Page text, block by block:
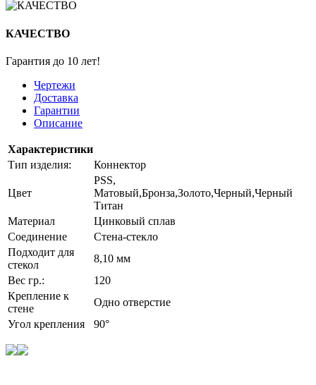
КАЧЕСТВО
Гарантия до 10 лет!
Чертежи
Доставка
Гарантии
Описание
Характеристики
Тип изделия:
Коннектор
Цвет
PSS,
Матовый,Бронза,Золото,Черный,Черный
Титан
Материал
Цинковый сплав
Соединение
Стена-стекло
Подходит для
стекол
8,10 мм
Вес гр.:
120
Крепление к
стене
Одно отверстие
Угол крепления
90°